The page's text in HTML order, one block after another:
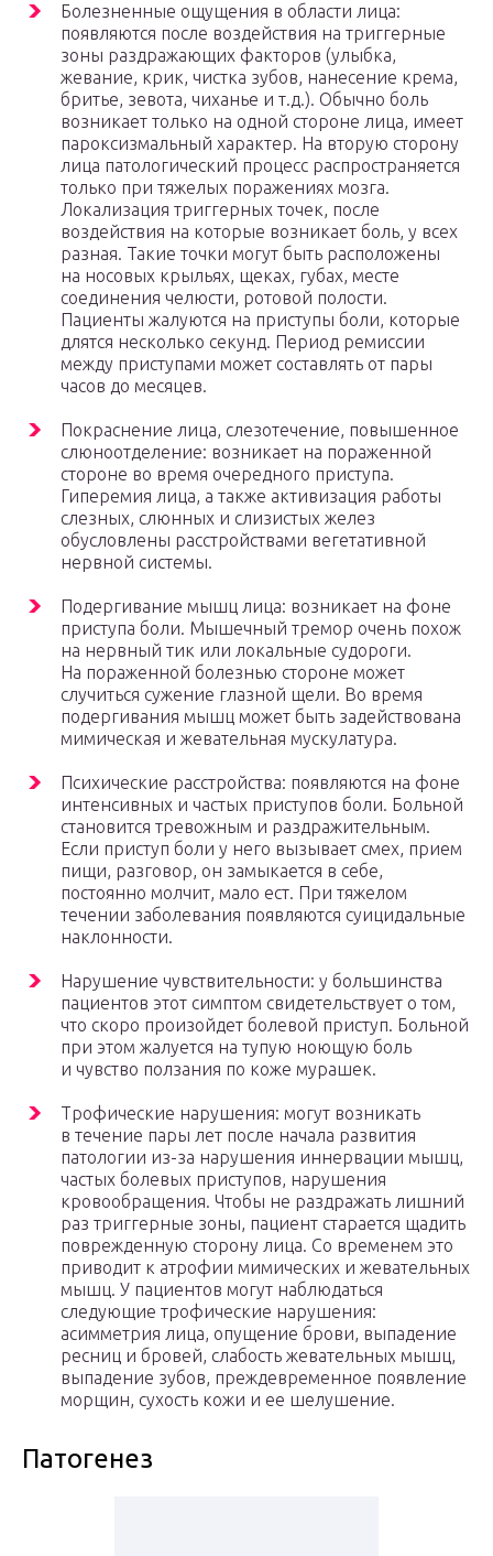
Болезненные ощущения в области лица:
появляются после воздействия на триггерные
зоны раздражающих факторов (улыбка,
жевание, крик, чистка зубов, нанесение крема,
бритье, зевота, чиханье и т.д.). Обычно боль
возникает только на одной стороне лица, имеет
пароксизмальный характер. На вторую сторону
лица патологический процесс распространяется
только при тяжелых поражениях мозга.
Локализация триггерных точек, после
воздействия на которые возникает боль, у всех
разная. Такие точки могут быть расположены
на носовых крыльях, щеках, губах, месте
соединения челюсти, ротовой полости.
Пациенты жалуются на приступы боли, которые
длятся несколько секунд. Период ремиссии
между приступами может составлять от пары
часов до месяцев.
Покраснение лица, слезотечение, повышенное
слюноотделение: возникает на пораженной
стороне во время очередного приступа.
Гиперемия лица, а также активизация работы
слезных, слюнных и слизистых желез
обусловлены расстройствами вегетативной
нервной системы.
Подергивание мышц лица: возникает на фоне
приступа боли. Мышечный тремор очень похож
на нервный тик или локальные судороги.
На пораженной болезнью стороне может
случиться сужение глазной щели. Во время
подергивания мышц может быть задействована
мимическая и жевательная мускулатура.
Психические расстройства: появляются на фоне
интенсивных и частых приступов боли. Больной
становится тревожным и раздражительным.
Если приступ боли у него вызывает смех, прием
пищи, разговор, он замыкается в себе,
постоянно молчит, мало ест. При тяжелом
течении заболевания появляются суицидальные
наклонности.
Нарушение чувствительности: у большинства
пациентов этот симптом свидетельствует о том,
что скоро произойдет болевой приступ. Больной
при этом жалуется на тупую ноющую боль
и чувство ползания по коже мурашек.
Трофические нарушения: могут возникать
в течение пары лет после начала развития
патологии из-за нарушения иннервации мышц,
частых болевых приступов, нарушения
кровообращения. Чтобы не раздражать лишний
раз триггерные зоны, пациент старается щадить
поврежденную сторону лица. Со временем это
приводит к атрофии мимических и жевательных
мышц. У пациентов могут наблюдаться
следующие трофические нарушения:
асимметрия лица, опущение брови, выпадение
ресниц и бровей, слабость жевательных мышц,
выпадение зубов, преждевременное появление
морщин, сухость кожи и ее шелушение.
Патогенез